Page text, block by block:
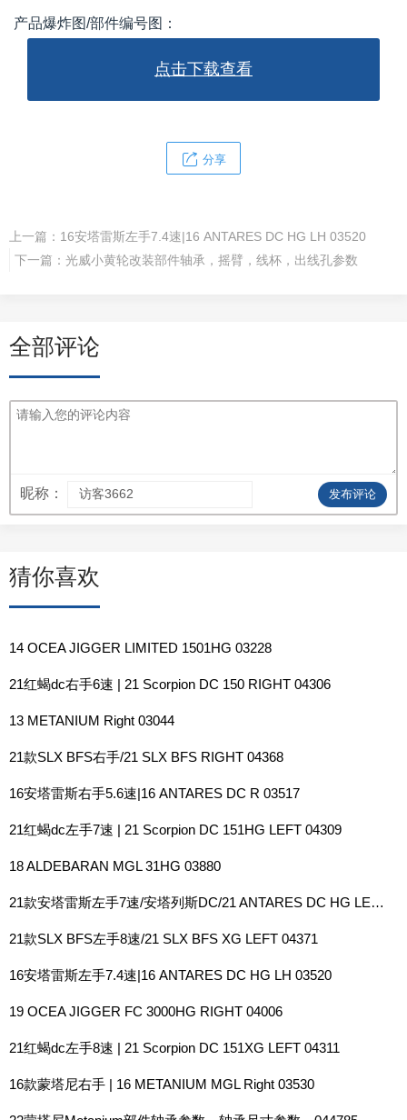
产品爆炸图/部件编号图：
点击下载查看
分享
上一篇： 16安塔雷斯左手7.4速|16 ANTARES DC HG LH 03520
下一篇： 光威小黄轮改装部件轴承，摇臂，线杯，出线孔参数
全部评论
昵称： 发布评论
猜你喜欢
14 OCEA JIGGER LIMITED 1501HG 03228
21红蝎dc右手6速 | 21 Scorpion DC 150 RIGHT 04306
13 METANIUM Right 03044
21款SLX BFS右手/21 SLX BFS RIGHT 04368
16安塔雷斯右手5.6速|16 ANTARES DC R 03517
21红蝎dc左手7速 | 21 Scorpion DC 151HG LEFT 04309
18 ALDEBARAN MGL 31HG 03880
21款安塔雷斯左手7速/安塔列斯DC/21 ANTARES DC HG LEFT 04263
21款SLX BFS左手8速/21 SLX BFS XG LEFT 04371
16安塔雷斯左手7.4速|16 ANTARES DC HG LH 03520
19 OCEA JIGGER FC 3000HG RIGHT 04006
21红蝎dc左手8速 | 21 Scorpion DC 151XG LEFT 04311
16款蒙塔尼右手 | 16 METANIUM MGL Right 03530